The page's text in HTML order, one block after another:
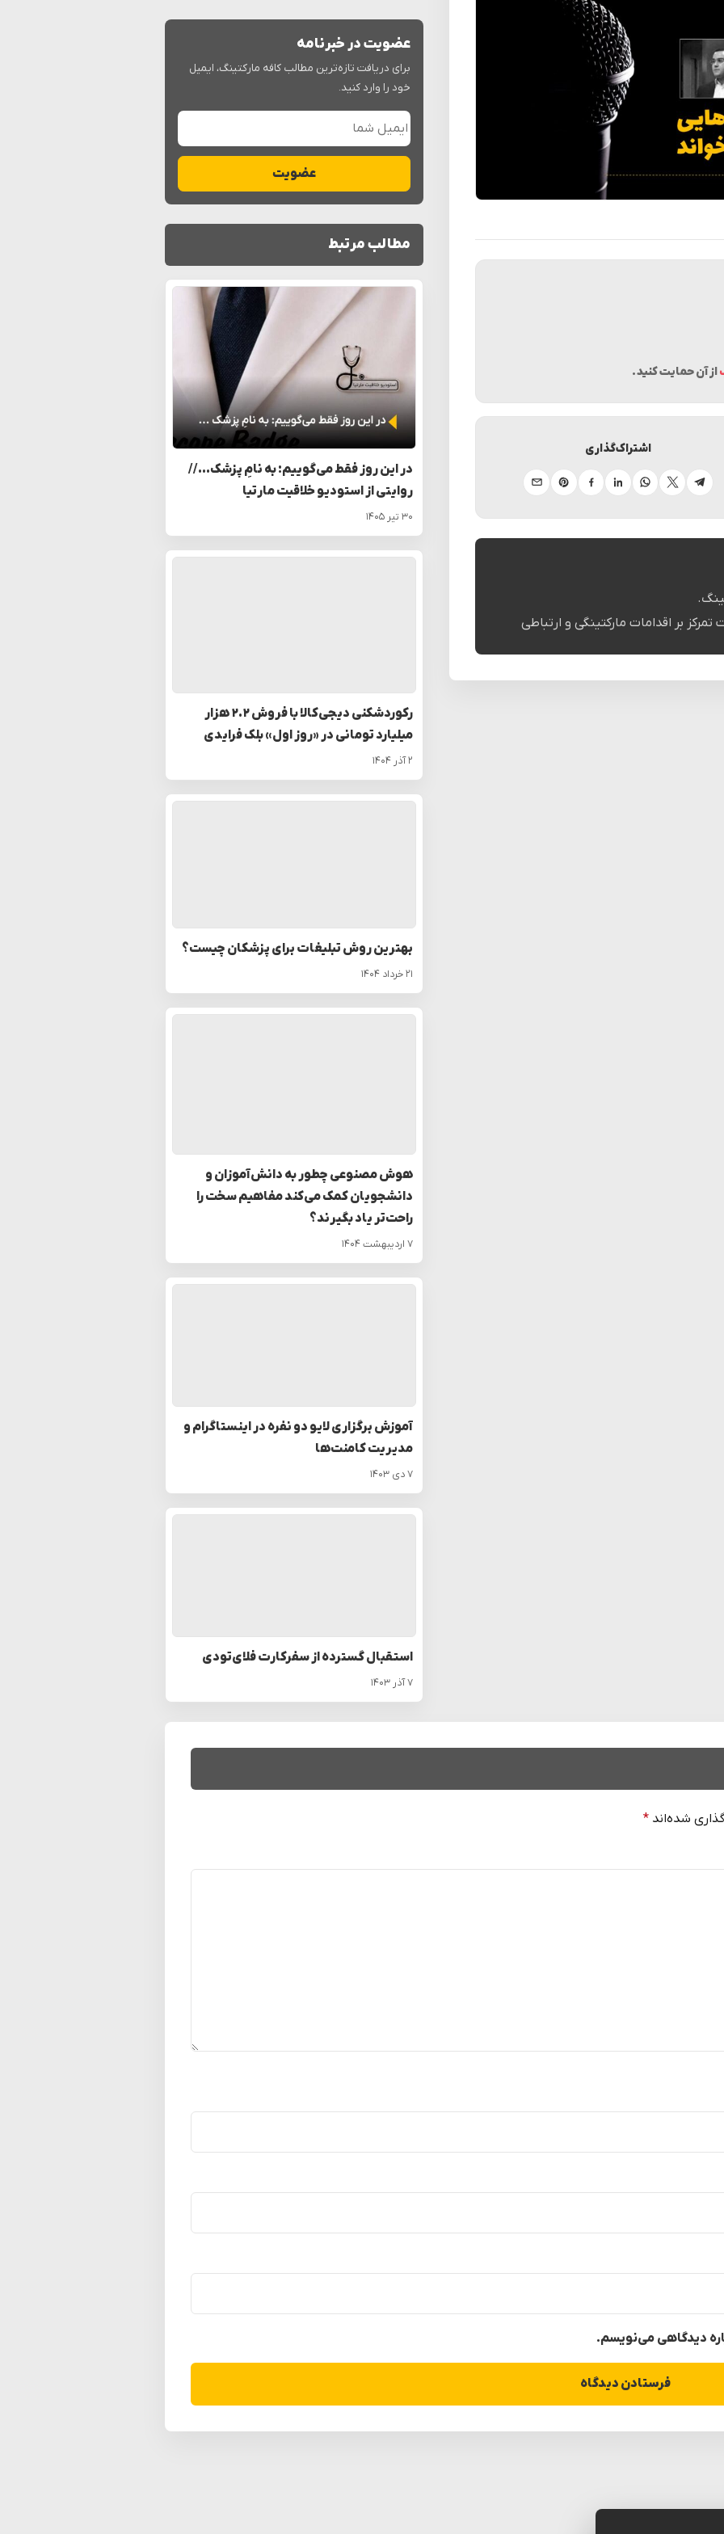
از آن حمایت کنید.
اشتراک‌گذاری
تلگرامایکسواتساپلینکدینفیسبوکپینترستایمیل
بر اقدامات مارکتینگی و ارتباطی
عضویت در خبرنامه
برای دریافت تازه‌ترین مطالب کافه مارکتینگ، ایمیل
خود را وارد کنید.
ایمیل شما
عضویت
مطالب مرتبط
در این روز فقط می‌گوییم: به نامِ پزشک… //
روایتی از استودیو خلاقیت مارتیا
۳۰ تیر ۱۴۰۵
رکوردشکنی دیجی‌کالا با فروش ۲.۲ هزار
میلیارد تومانی در «روز اول» بلک فرایدی
۲ آذر ۱۴۰۴
بهترین روش تبلیغات برای پزشکان چیست؟
۲۱ خرداد ۱۴۰۴
هوش مصنوعی چطور به دانش‌آموزان و
دانشجویان کمک می‌کند مفاهیم سخت را
راحت‌تر یاد بگیرند؟
۷ اردیبهشت ۱۴۰۴
آموزش برگزاری لایو دو نفره در اینستاگرام و
مدیریت کامنت‌ها
۷ دی ۱۴۰۳
استقبال گسترده از سفرکارت فلای‌تودی
۷ آذر ۱۴۰۳
شده‌اند *
دیدگاهی می‌نویسم.